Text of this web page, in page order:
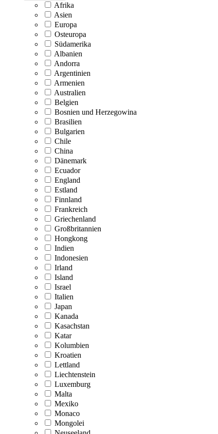
Afrika
Asien
Europa
Osteuropa
Südamerika
Albanien
Andorra
Argentinien
Armenien
Australien
Belgien
Bosnien und Herzegowina
Brasilien
Bulgarien
Chile
China
Dänemark
Ecuador
England
Estland
Finnland
Frankreich
Griechenland
Großbritannien
Hongkong
Indien
Indonesien
Irland
Island
Israel
Italien
Japan
Kanada
Kasachstan
Katar
Kolumbien
Kroatien
Lettland
Liechtenstein
Luxemburg
Malta
Mexiko
Monaco
Mongolei